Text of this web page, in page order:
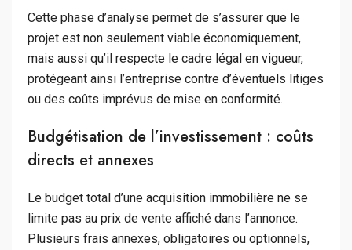
Cette phase d’analyse permet de s’assurer que le
projet est non seulement viable économiquement,
mais aussi qu’il respecte le cadre légal en vigueur,
protégeant ainsi l’entreprise contre d’éventuels litiges
ou des coûts imprévus de mise en conformité.
Budgétisation de l’investissement : coûts
directs et annexes
Le budget total d’une acquisition immobilière ne se
limite pas au prix de vente affiché dans l’annonce.
Plusieurs frais annexes, obligatoires ou optionnels,